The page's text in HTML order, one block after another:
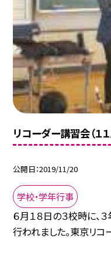
リコーダー講習会（１１
公開日 2019/11/20
学校・学年行事
６月１８日の３校時に、
行われました。東京リコ